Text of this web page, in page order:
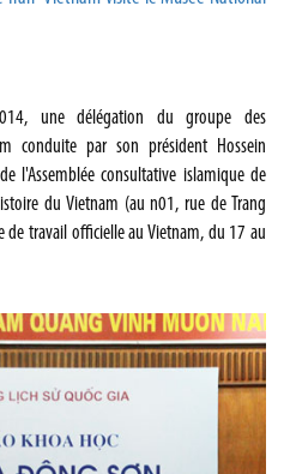
une délégation du groupe des
conduite par son président Hossein
l'Assemblée consultative islamique de
du Vietnam (au n01, rue de Trang
de travail officielle au Vietnam, du 17 au